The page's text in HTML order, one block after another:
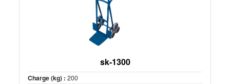
sk-1300
Charge (kg) : 200